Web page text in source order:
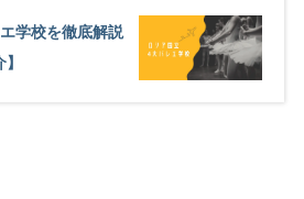
出演する機会はありますか？
学校を徹底解説